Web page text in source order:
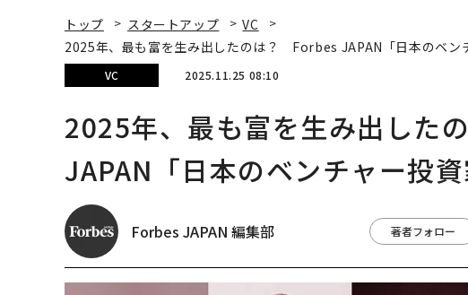
トップ スタートアップ
VC
2025年、最も富を生み出したのは？ Forbes JAPAN「日本のベン
VC 2025.11.25 08:10
2025年、最も富を生み出し
JAPAN「日本のベンチャー投資
Forbes JAPAN 編集部 著者フォロー